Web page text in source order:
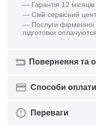
— Гарантія 12
— Свій сервісний
— Послуги фірменної
підготовки
Повернення та
Способи оплати
Переваги